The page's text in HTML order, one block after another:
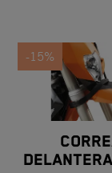
-15%